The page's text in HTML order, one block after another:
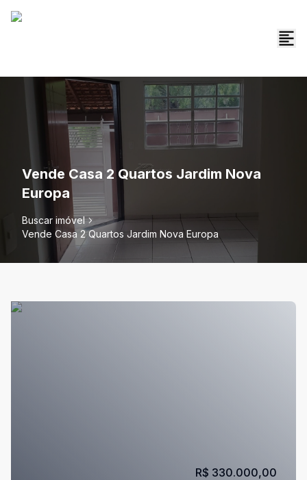
Vende Casa 2 Quartos Jardim Nova
Europa
Buscar imóvel
Vende Casa 2 Quartos Jardim Nova Europa
R$ 330.000,00